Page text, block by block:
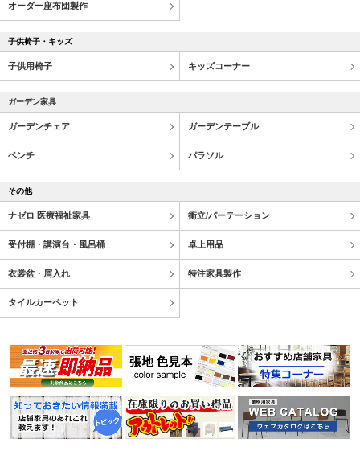
オーダー座布団製作
子供椅子・キッズ
子供用椅子 キッズコーナー
ガーデン家具
ガーデンチェア ガーデンテーブル
ベンチ パラソル
その他
ナゼロ 医療福祉家具 衝立/パーテーション
受付棚・講演台・風呂桶 卓上用品
衣裳盆・屑入れ 特注家具製作
タイルカーペット